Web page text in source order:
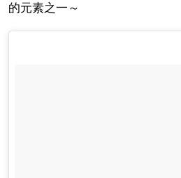
的元素之一～